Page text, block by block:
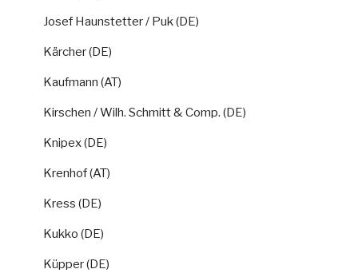
Josef Haunstetter / Puk (DE)
Kärcher (DE)
Kaufmann (AT)
Kirschen / Wilh. Schmitt & Comp. (DE)
Knipex (DE)
Krenhof (AT)
Kress (DE)
Kukko (DE)
Küpper (DE)